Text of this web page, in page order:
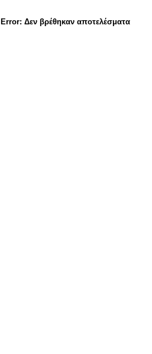
Error: Δεν βρέθηκαν αποτελέσματα